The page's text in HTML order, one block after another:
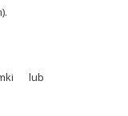
lub